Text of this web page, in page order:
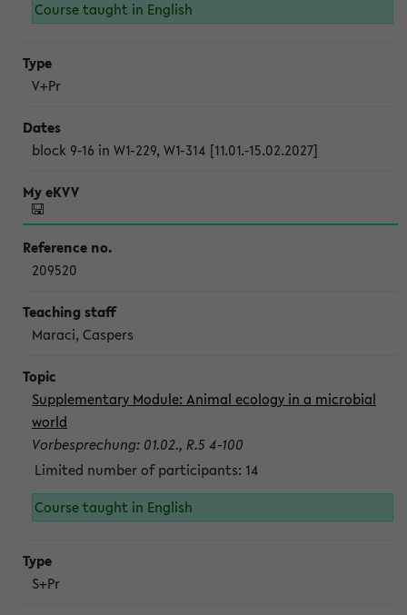
Course taught in English
V+Pr
block 9-16 in W1-229, W1-314 [11.01.-15.02.2027]
209520
Maraci, Caspers
Supplementary Module: Animal ecology in a microbial
world
Vorbesprechung: 01.02., R.5 4-100
Limited number of participants: 14
Course taught in English
S+Pr